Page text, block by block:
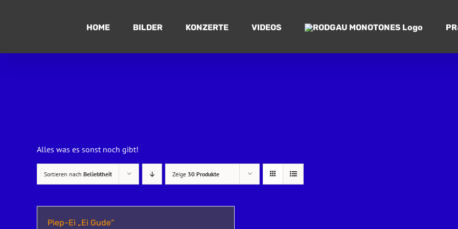
HOME BILDER KONZERTE VIDEOS
Alles was es sonst noch gibt!
Sortieren nach Beliebtheit Zeige 30 Produkte
Piep-Ei „Ei Gude“